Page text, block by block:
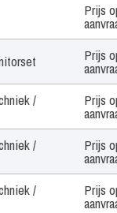
Prijs
Prijs
/ Prijs
/ Prijs
/ Prijs